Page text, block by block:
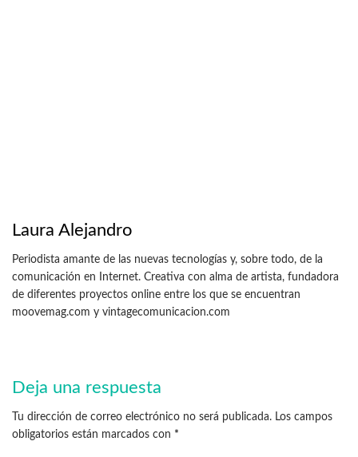
Laura Alejandro
Periodista amante de las nuevas tecnologías y, sobre todo, de la
comunicación en Internet. Creativa con alma de artista, fundadora
de diferentes proyectos online entre los que se encuentran
moovemag.com y vintagecomunicacion.com
Deja una respuesta
Tu dirección de correo electrónico no será publicada. Los campos
obligatorios están marcados con *